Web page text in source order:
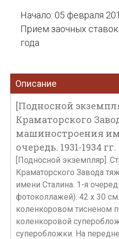
Начало: 05 февраля
Прием заочных
года
Описание
[Подносной
Краматорского
машиностроения
очередь. 1931-1934 гг.
[Подносной экземпляр].
Краматорского Завода
имени Сталина. 1-я
фотоколлажей). 42 х 30
коленкоровом тисненом
коленкоровой
суперобложки. На